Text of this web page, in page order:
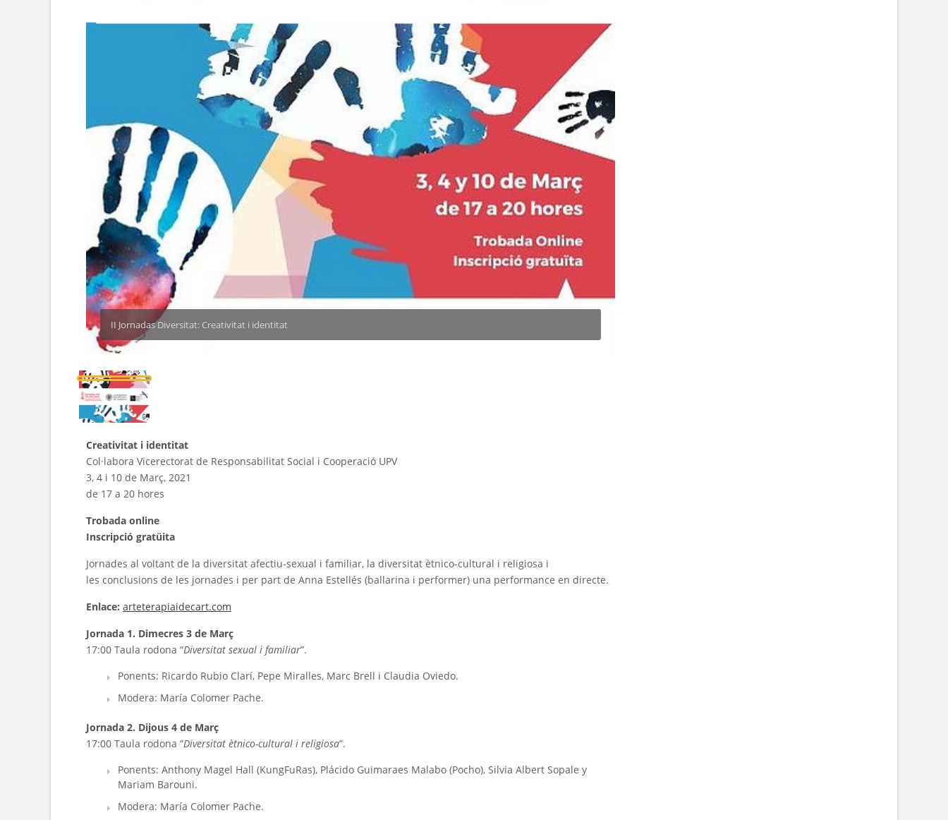
II Jornadas Diversitat: Creativitat i identitat
Creativitat i identitat
Col·labora Vicerectorat de Responsabilitat Social i Cooperació UPV
3, 4 i 10 de Març, 2021
de 17 a 20 hores
Trobada online
Inscripció gratüita
Jornades al voltant de la diversitat afectiu-sexual i familiar, la diversitat ètnico-cultural i religiosa i
les conclusions de les jornades i per part de Anna Estellés (ballarina i performer) una performance en directe.
Enlace: arteterapiaidecart.com
Jornada 1. Dimecres 3 de Març
17:00 Taula rodona “Diversitat sexual i familiar”.
Ponents: Ricardo Rubio Clarí, Pepe Miralles, Marc Brell i Claudia Oviedo.
Modera: María Colomer Pache.
Jornada 2. Dijous 4 de Març
17:00 Taula rodona “Diversitat ètnico-cultural i religiosa”.
Ponents: Anthony Magel Hall (KungFuRas), Plácido Guimaraes Malabo (Pocho), Silvia Albert Sopale y
Mariam Barouni.
Modera: María Colomer Pache.